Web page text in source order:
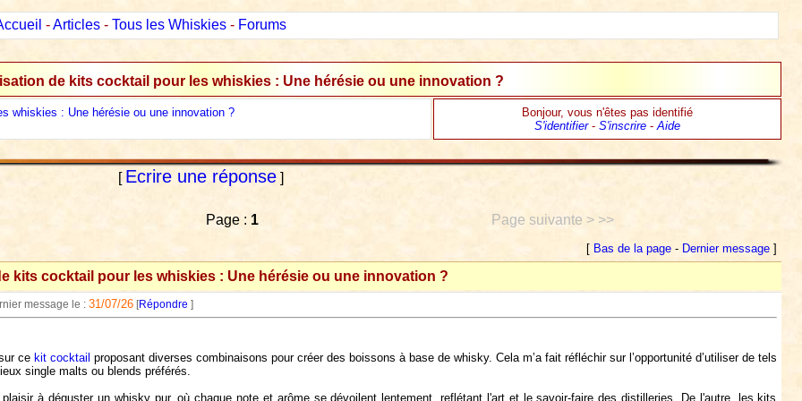
-Articles- Tous les Whiskies- Forums
de kits cocktail pour les whiskies : Une hérésie ou une innovation ?
whiskies : Une hérésie ou une innovation ?
Bonjour, vous n'êtes pas identifié
S'identifier- S'inscrire-Aide
[ Ecrire une réponse]
Page : 1 Page suivante > >>
[ Bas de la page- Dernier message]
kits cocktail pour les whiskies : Une hérésie ou une innovation ?
message le : 31/07/26[Répondre ]
ce kit cocktail proposant diverses combinaisons pour créer des boissons à base de whisky. Cela m’a fait réfléchir sur l’opportunité d’utiliser de tels
single malts ou blends préférés.
à déguster un whisky pur, où chaque note et arôme se dévoilent lentement, reflétant l'art et le savoir-faire des distilleries. De l'autre, les kits